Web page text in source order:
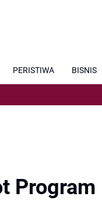
PERISTIWA BISNIS